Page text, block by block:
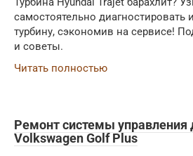
самостоятельно диагностировать
турбину, сэкономив на сервисе!
и советы.
Читать полностью
Ремонт системы управления
Volkswagen Golf Plus